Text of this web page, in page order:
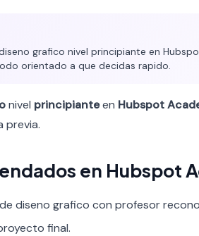
grafico nivel principiante en
orientado a que decidas rapido.
nivel principianteen Hubspot
previa.
en Hubspot
diseno grafico con profesor
final.